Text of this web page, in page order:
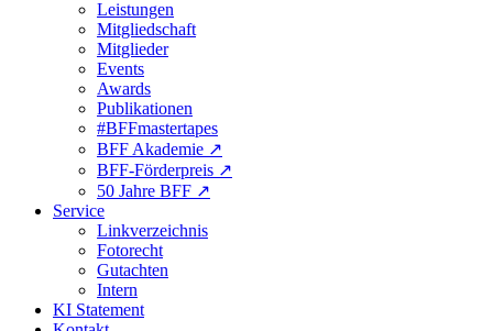
Leistungen
Mitgliedschaft
Mitglieder
Events
Awards
Publikationen
#BFFmastertapes
BFF Akademie ↗︎
BFF-Förderpreis ↗︎
50 Jahre BFF ↗︎
Service
Linkverzeichnis
Fotorecht
Gutachten
Intern
KI Statement